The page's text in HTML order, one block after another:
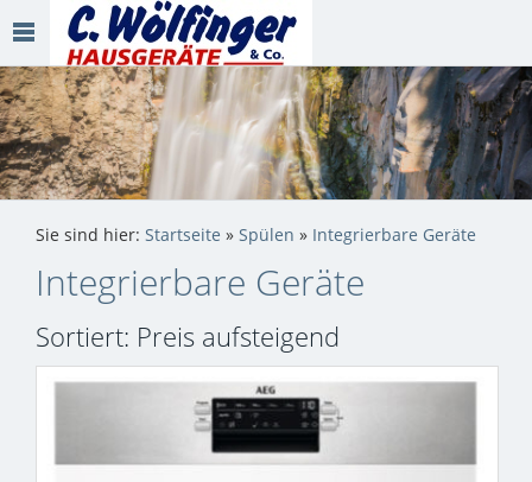
Sie sind hier: Startseite » Spülen » Integrierbare Geräte
Integrierbare Geräte
Sortiert: Preis aufsteigend